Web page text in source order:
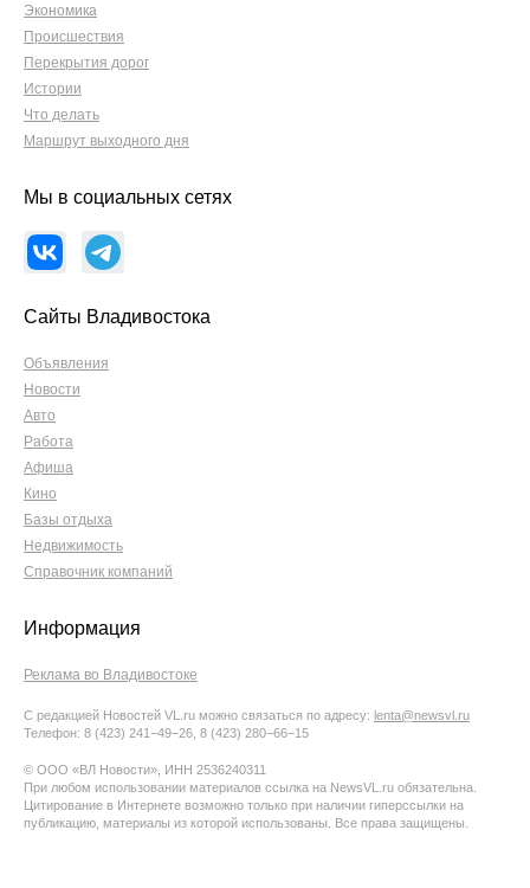
Экономика
Происшествия
Перекрытия дорог
Истории
Что делать
Маршрут выходного дня
Мы в социальных сетях
Сайты Владивостока
Объявления
Новости
Авто
Работа
Афиша
Кино
Базы отдыха
Недвижимость
Справочник компаний
Информация
Реклама во Владивостоке
С редакцией Новостей VL.ru можно связаться по адресу: lenta@newsvl.ru
Телефон: 8 (423) 241−49−26, 8 (423) 280−66−15
© ООО «ВЛ Новости», ИНН 2536240311
При любом использовании материалов ссылка на NewsVL.ru обязательна.
Цитирование в Интернете возможно только при наличии гиперссылки на
публикацию, материалы из которой использованы. Все права защищены.